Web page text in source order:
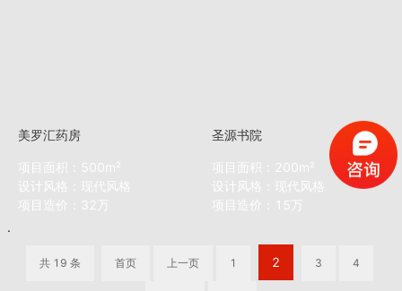
美罗汇药房
项目面积：500m²
设计风格：现代风格
项目造价：32万
圣源书院
项目面积：200m²
设计风格：现代风格
项目造价：15万
共 19 条 首页 上一页 1 2 3 4